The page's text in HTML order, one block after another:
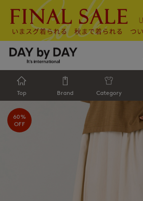
Top Brand Category
60%
OFF